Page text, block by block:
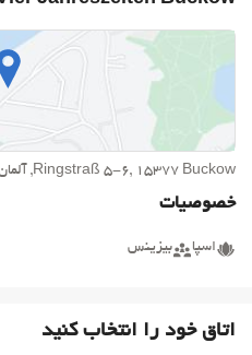
Ringstraß 5-6, 15377 Buckow, آلمان - Buckow.
خصوصیات
اسپا بیزینس
اتاق خود را انتخاب کنید